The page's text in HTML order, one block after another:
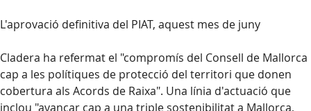
L'aprovació definitiva del PIAT, aquest mes de juny
Cladera ha refermat el "compromís del Consell de Mallorca
cap a les polítiques de protecció del territori que donen
cobertura als Acords de Raixa". Una línia d'actuació que
inclou "avançar cap a una triple sostenibilitat a Mallorca,